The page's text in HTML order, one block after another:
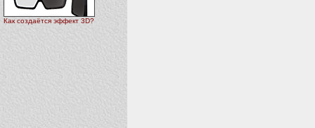
Как создаётся эффект 3D?